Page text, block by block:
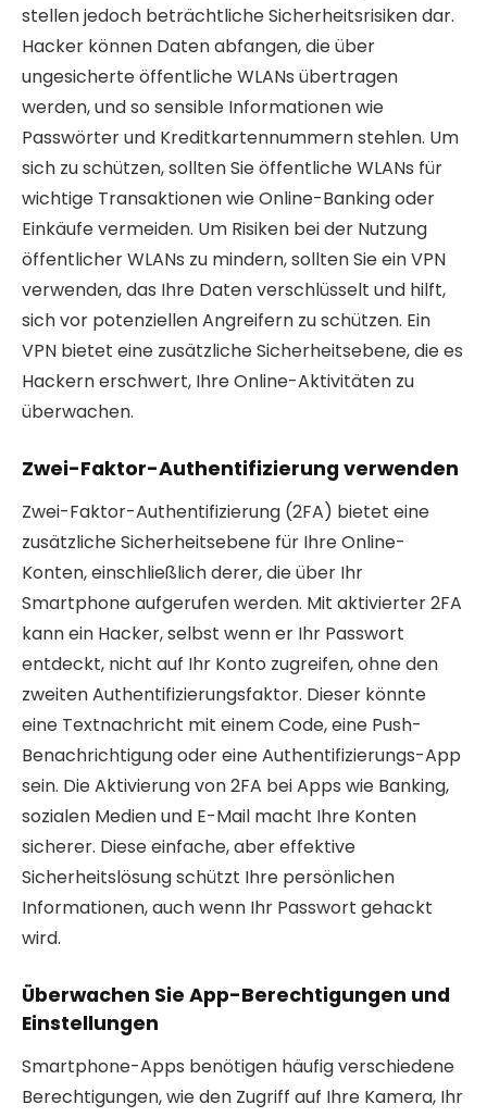
stellen jedoch beträchtliche Sicherheitsrisiken dar.
Hacker können Daten abfangen, die über
ungesicherte öffentliche WLANs übertragen
werden, und so sensible Informationen wie
Passwörter und Kreditkartennummern stehlen. Um
sich zu schützen, sollten Sie öffentliche WLANs für
wichtige Transaktionen wie Online-Banking oder
Einkäufe vermeiden. Um Risiken bei der Nutzung
öffentlicher WLANs zu mindern, sollten Sie ein VPN
verwenden, das Ihre Daten verschlüsselt und hilft,
sich vor potenziellen Angreifern zu schützen. Ein
VPN bietet eine zusätzliche Sicherheitsebene, die es
Hackern erschwert, Ihre Online-Aktivitäten zu
überwachen.
Zwei-Faktor-Authentifizierung verwenden
Zwei-Faktor-Authentifizierung (2FA) bietet eine
zusätzliche Sicherheitsebene für Ihre Online-
Konten, einschließlich derer, die über Ihr
Smartphone aufgerufen werden. Mit aktivierter 2FA
kann ein Hacker, selbst wenn er Ihr Passwort
entdeckt, nicht auf Ihr Konto zugreifen, ohne den
zweiten Authentifizierungsfaktor. Dieser könnte
eine Textnachricht mit einem Code, eine Push-
Benachrichtigung oder eine Authentifizierungs-App
sein. Die Aktivierung von 2FA bei Apps wie Banking,
sozialen Medien und E-Mail macht Ihre Konten
sicherer. Diese einfache, aber effektive
Sicherheitslösung schützt Ihre persönlichen
Informationen, auch wenn Ihr Passwort gehackt
wird.
Überwachen Sie App-Berechtigungen und
Einstellungen
Smartphone-Apps benötigen häufig verschiedene
Berechtigungen, wie den Zugriff auf Ihre Kamera, Ihr